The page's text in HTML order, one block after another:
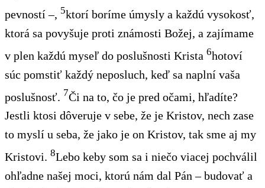
pevností –, 5ktorí boríme úmysly a každú vysokosť,
ktorá sa povyšuje proti známosti Božej, a zajímame
v plen každú myseľ do poslušnosti Krista 6hotoví
súc pomstiť každý neposluch, keď sa naplní vaša
poslušnosť. 7Či na to, čo je pred očami, hľadíte?
Jestli ktosi dôveruje v sebe, že je Kristov, nech zase
to myslí u seba, že jako je on Kristov, tak sme aj my
Kristovi. 8Lebo keby som sa i niečo viacej pochválil
ohľadne našej moci, ktorú nám dal Pán – budovať a